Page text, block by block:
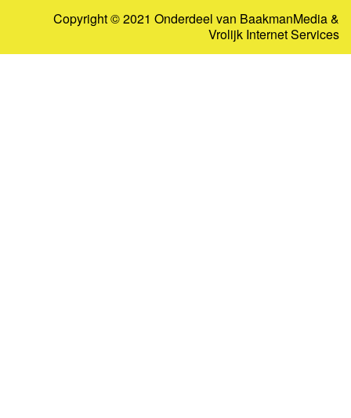
Copyright © 2021 Onderdeel van BaakmanMedia&
Vrolijk Internet Services